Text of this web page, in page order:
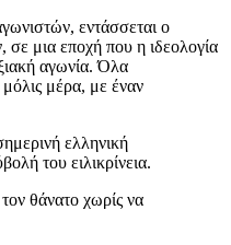
εντάσσεται ο
μια εποχή που η ιδεολογία
αγωνία. Όλα
μέρα, με έναν
ελληνική
του ειλικρίνεια.
θάνατο χωρίς να